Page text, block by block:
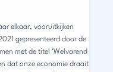
elkaar, vooruitkijken
gepresenteerd door de
met de titel ‘Welvarend
dat onze economie draait